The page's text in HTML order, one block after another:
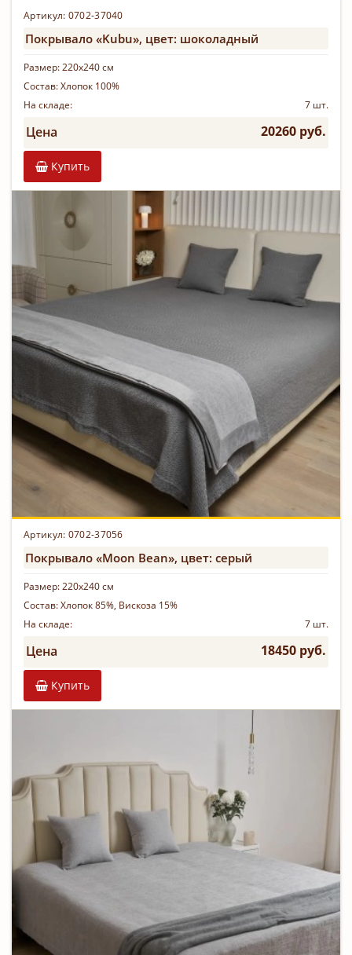
Артикул: 0702-37040
Покрывало «Kubu», цвет: шоколадный
Размер:220х240 см
Состав:Хлопок 100%
На складе:
7 шт.
Цена 20260 руб.
Купить
Артикул: 0702-37056
Покрывало «Moon Bean», цвет: серый
Размер:220х240 см
Состав:Хлопок 85%, Вискоза 15%
На складе:
7 шт.
Цена 18450 руб.
Купить